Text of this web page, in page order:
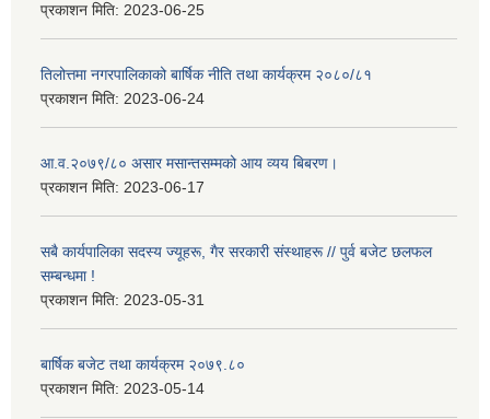
प्रकाशन मिति: 2023-06-25
तिलोत्तमा नगरपालिकाको बार्षिक नीति तथा कार्यक्रम २०८०/८१
प्रकाशन मिति: 2023-06-24
आ.व.२०७९/८० असार मसान्तसम्मको आय व्यय बिबरण।
प्रकाशन मिति: 2023-06-17
सबै कार्यपालिका सदस्य ज्यूहरू, गैर सरकारी संस्थाहरू // पुर्व बजेट छलफल
सम्बन्धमा !
प्रकाशन मिति: 2023-05-31
बार्षिक बजेट तथा कार्यक्रम २०७९.८०
प्रकाशन मिति: 2023-05-14